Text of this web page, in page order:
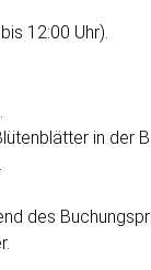
12:00 Uhr).
in der
des